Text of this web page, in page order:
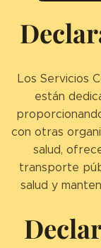
Los Servicios
están
con otras
salud,
transporte
salud y